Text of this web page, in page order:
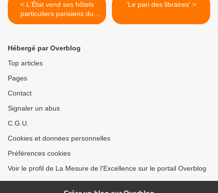
< L'État vend ses hôtels
particuliers parisiens du
XVIIIe siècle...
'Le pari des libraires' >
Hébergé par Overblog
Top articles
Pages
Contact
Signaler un abus
C.G.U.
Cookies et données personnelles
Préférences cookies
Voir le profil de La Mesure de l'Excellence sur le portail Overblog